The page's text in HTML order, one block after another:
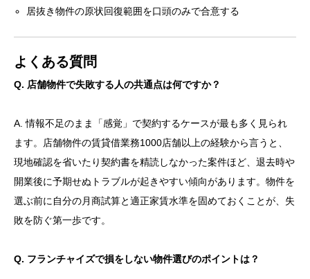
居抜き物件の原状回復範囲を口頭のみで合意する
よくある質問
Q. 店舗物件で失敗する人の共通点は何ですか？
A. 情報不足のまま「感覚」で契約するケースが最も多く見られ
ます。店舗物件の賃貸借業務1000店舗以上の経験から言うと、
現地確認を省いたり契約書を精読しなかった案件ほど、退去時や
開業後に予期せぬトラブルが起きやすい傾向があります。物件を
選ぶ前に自分の月商試算と適正家賃水準を固めておくことが、失
敗を防ぐ第一歩です。
Q. フランチャイズで損をしない物件選びのポイントは？